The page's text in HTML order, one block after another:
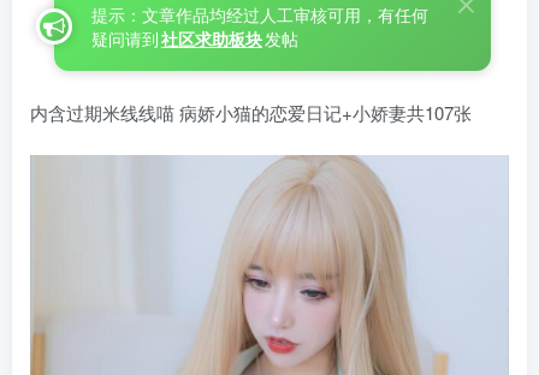
提示：文章作品均经过人工审核可用，有任何
疑问请到社区求助板块发帖
内含过期米线线喵 病娇小猫的恋爱日记+小娇妻共107张